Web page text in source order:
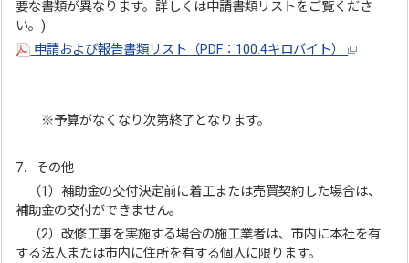
要な書類が異なります。詳しくは申請書類リストをご覧くださ
い。)
申請および報告書類リスト（PDF：100.4キロバイト）
※予算がなくなり次第終了となります。
7．その他
（1）補助金の交付決定前に着工または売買契約した場合は、
補助金の交付ができません。
（2）改修工事を実施する場合の施工業者は、市内に本社を有
する法人または市内に住所を有する個人に限ります。